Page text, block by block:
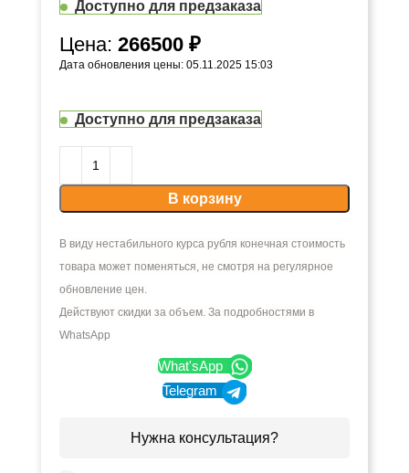
Доступно для предзаказа
Цена: 266500 ₽
Дата обновления цены: 05.11.2025 15:03
Доступно для предзаказа
В корзину
В виду нестабильного курса рубля конечная стоимость
товара может поменяться, не смотря на регулярное
обновление цен.
Действуют скидки за объем. За подробностями в
WhatsApp
What'sApp
Telegram
Нужна консультация?